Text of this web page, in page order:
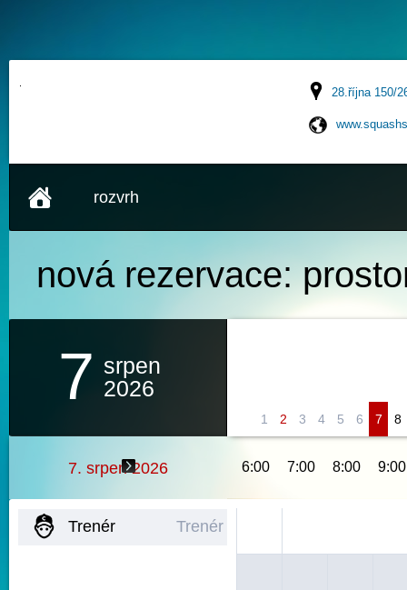
28.října 150/
rozvrh
nová rezervace:
7 srpen
2026
1 2 3 4 5 6 7 8
7. srpen 2026 6:00 7:00 8:00 9:00
Trenér Trenér